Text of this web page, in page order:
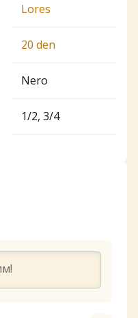
Lores
20 den
Nero
1/2, 3/4